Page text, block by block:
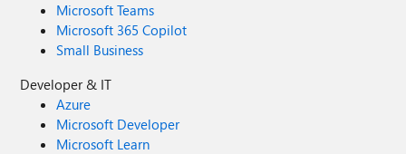
Microsoft Teams
Microsoft 365 Copilot
Small Business
Developer & IT
Azure
Microsoft Developer
Microsoft Learn